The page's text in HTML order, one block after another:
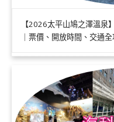
【2026太平山鳩之澤溫泉
｜票價、開放時間、交通